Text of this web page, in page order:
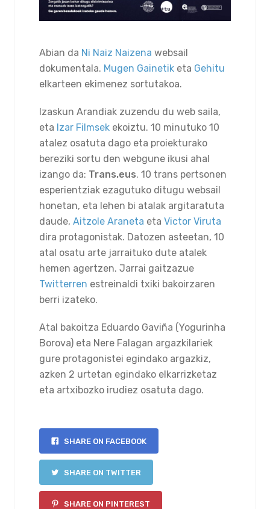
Abian da Ni Naiz Naizena websail
dokumentala. Mugen Gainetik eta Gehitu
elkarteen ekimenez sortutakoa.
Izaskun Arandiak zuzendu du web saila,
eta Izar Filmsek ekoiztu. 10 minutuko 10
atalez osatuta dago eta proiekturako
bereziki sortu den webgune ikusi ahal
izango da: Trans.eus. 10 trans pertsonen
esperientziak ezagutuko ditugu websail
honetan, eta lehen bi atalak argitaratuta
daude, Aitzole Araneta eta Victor Viruta
dira protagonistak. Datozen asteetan, 10
atal osatu arte jarraituko dute atalek
hemen agertzen. Jarrai gaitzazue
Twitterren estreinaldi txiki bakoirzaren
berri izateko.
Atal bakoitza Eduardo Gaviña (Yogurinha
Borova) eta Nere Falagan argazkilariek
gure protagonistei egindako argazkiz,
azken 2 urtetan egindako elkarrizketaz
eta artxibozko irudiez osatuta dago.
SHARE ON FACEBOOK
SHARE ON TWITTER
SHARE ON PINTEREST